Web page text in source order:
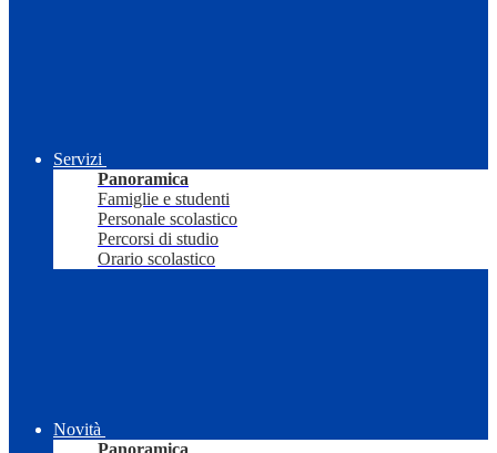
Servizi
Panoramica
Famiglie e studenti
Personale scolastico
Percorsi di studio
Orario scolastico
Novità